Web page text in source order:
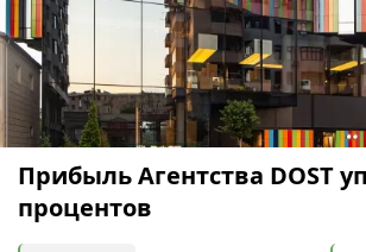
Прибыль Агентства DOST
процентов